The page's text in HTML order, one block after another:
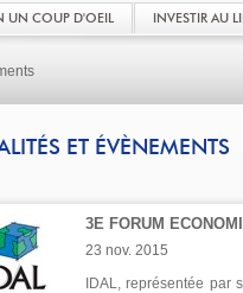
UN COUP D'OEIL INVESTIR AU
ET ÉVÈNEMENTS
3E FORUM
23 nov. 2015
IDAL, représentée